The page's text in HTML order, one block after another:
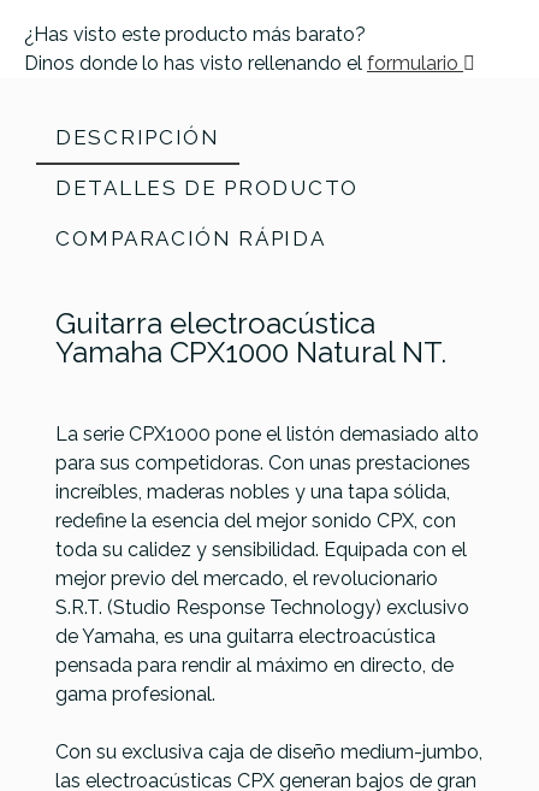
¿Has visto este producto más barato?
Dinos donde lo has visto rellenando el formulario
DESCRIPCIÓN
DETALLES DE PRODUCTO
COMPARACIÓN RÁPIDA
Guitarra electroacústica
Yamaha CPX1000 Natural NT.
La serie CPX1000 pone el listón demasiado alto
para sus competidoras. Con unas prestaciones
increíbles, maderas nobles y una tapa sólida,
redefine la esencia del mejor sonido CPX, con
toda su calidez y sensibilidad. Equipada con el
mejor previo del mercado, el revolucionario
S.R.T. (Studio Response Technology) exclusivo
de Yamaha, es una guitarra electroacústica
pensada para rendir al máximo en directo, de
gama profesional.
Con su exclusiva caja de diseño medium-jumbo,
las electroacústicas CPX generan bajos de gran
Referencia GUITACEYAM061
Yamaha LL-TA
TransAcoustic
Yamaha CPX1000
1.150,00 €